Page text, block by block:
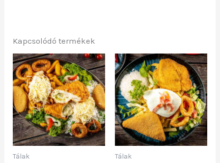
Kapcsolódó termékek
Tálak Tálak